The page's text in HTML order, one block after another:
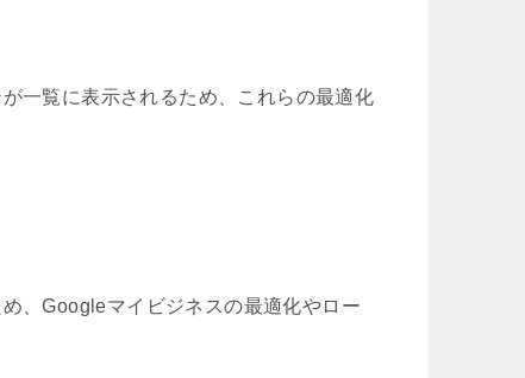
一覧に表示されるため、これらの最適化
、Googleマイビジネスの最適化やロー